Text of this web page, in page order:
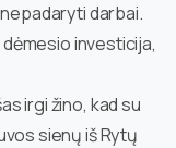
darbai.
investicija,
irgi žino, kad su
sienų iš Rytų